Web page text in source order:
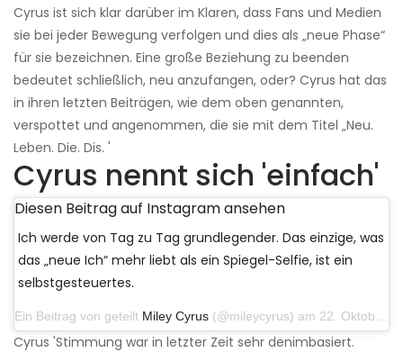
Cyrus ist sich klar darüber im Klaren, dass Fans und Medien
sie bei jeder Bewegung verfolgen und dies als „neue Phase“
für sie bezeichnen. Eine große Beziehung zu beenden
bedeutet schließlich, neu anzufangen, oder? Cyrus hat das
in ihren letzten Beiträgen, wie dem oben genannten,
verspottet und angenommen, die sie mit dem Titel „Neu.
Leben. Die. Dis. '
Cyrus nennt sich 'einfach'
Diesen Beitrag auf Instagram ansehen
Ich werde von Tag zu Tag grundlegender. Das einzige, was
das „neue Ich“ mehr liebt als ein Spiegel-Selfie, ist ein
selbstgesteuertes.
Ein Beitrag von geteilt Miley Cyrus (@mileycyrus) am 22. Oktober 2019 um 11:39 Uhr PDT
Cyrus 'Stimmung war in letzter Zeit sehr denimbasiert.